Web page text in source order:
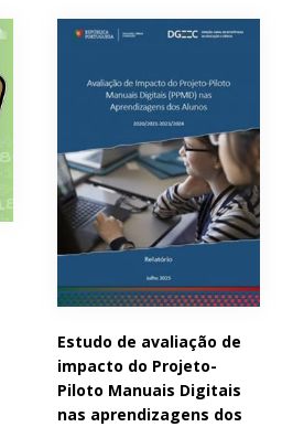
Estudo de avaliação de
impacto do Projeto-
Piloto Manuais Digitais
nas aprendizagens dos